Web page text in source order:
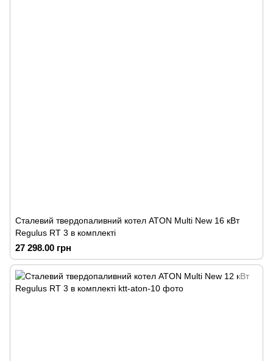
Сталевий твердопаливний котел ATON Multi New 16 кВт
Regulus RT 3 в комплекті
27 298.00 грн